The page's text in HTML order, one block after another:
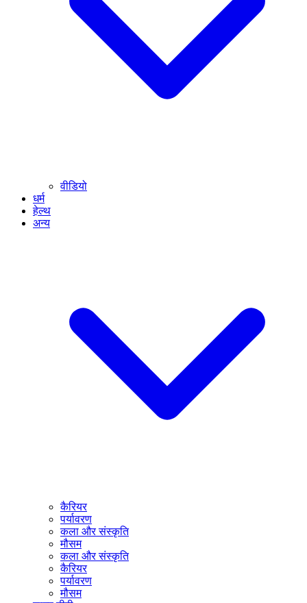
वीडियो
धर्म
हेल्थ
अन्य
कैरियर
पर्यावरण
कला और संस्कृति
मौसम
कला और संस्कृति
कैरियर
पर्यावरण
मौसम